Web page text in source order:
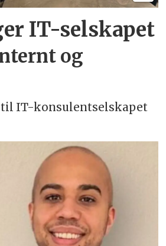
IT-selskapet
og
IT-konsulentselskapet